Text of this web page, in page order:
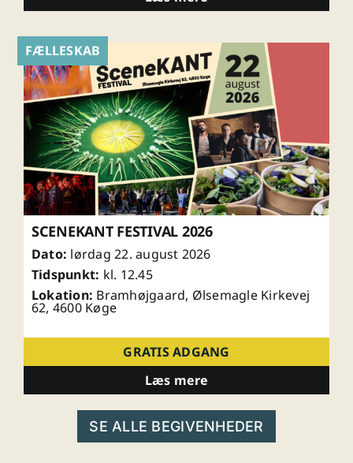
SCENEKANT FESTIVAL 2026
Dato: lørdag 22. august 2026
Tidspunkt: kl. 12.45
Lokation: Bramhøjgaard, Ølsemagle Kirkevej
62, 4600 Køge
FÆLLESKAB
GRATIS ADGANG
Læs mere
SE ALLE BEGIVENHEDER